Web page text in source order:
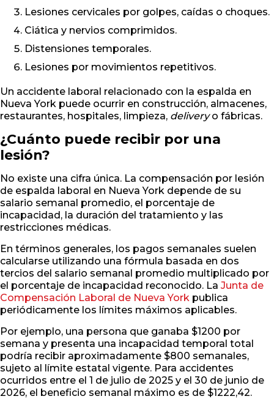
Lesiones cervicales por golpes, caídas o choques.
Ciática y nervios comprimidos.
Distensiones temporales.
Lesiones por movimientos repetitivos.
Un accidente laboral relacionado con la espalda en
Nueva York puede ocurrir en construcción, almacenes,
restaurantes, hospitales, limpieza, deliveryo fábricas.
¿Cuánto puede recibir por una
lesión?
No existe una cifra única. La compensación por lesión
de espalda laboral en Nueva York depende de su
salario semanal promedio, el porcentaje de
incapacidad, la duración del tratamiento y las
restricciones médicas.
En términos generales, los pagos semanales suelen
calcularse utilizando una fórmula basada en dos
tercios del salario semanal promedio multiplicado por
el porcentaje de incapacidad reconocido. La Junta de
Compensación Laboral de Nueva York publica
periódicamente los límites máximos aplicables.
Por ejemplo, una persona que ganaba $1200 por
semana y presenta una incapacidad temporal total
podría recibir aproximadamente $800 semanales,
sujeto al límite estatal vigente. Para accidentes
ocurridos entre el 1 de julio de 2025 y el 30 de junio de
2026, el beneficio semanal máximo es de $1222,42.